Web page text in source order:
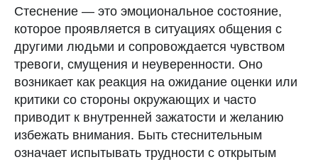
Стеснение — это эмоциональное состояние,
которое проявляется в ситуациях общения с
другими людьми и сопровождается чувством
тревоги, смущения и неуверенности. Оно
возникает как реакция на ожидание оценки или
критики со стороны окружающих и часто
приводит к внутренней зажатости и желанию
избежать внимания. Быть стеснительным
означает испытывать трудности с открытым
Скачать
Удобный трекер
месячных CLATCH